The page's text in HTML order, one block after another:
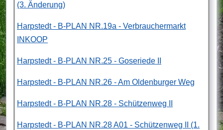
(3. Änderung)
Harpstedt - B-PLAN NR.19a - Verbrauchermarkt
INKOOP
Harpstedt - B-PLAN NR.25 - Goseriede II
Harpstedt - B-PLAN NR.26 - Am Oldenburger Weg
Harpstedt - B-PLAN NR.28 - Schützenweg II
Harpstedt - B-PLAN NR.28 A01 - Schützenweg II (1.